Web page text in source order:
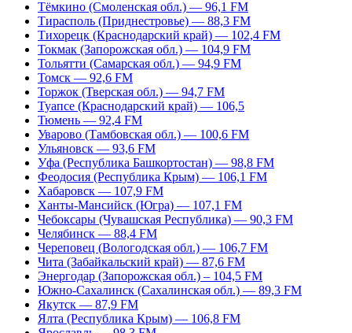
Тёмкино (Смоленская обл.) — 96,1 FM
Тирасполь (Приднестровье) — 88,3 FM
Тихорецк (Краснодарский край) — 102,4 FM
Токмак (Запорожская обл.) — 104,9 FM
Тольятти (Самарская обл.) — 94,9 FM
Томск — 92,6 FM
Торжок (Тверская обл.) — 94,7 FM
Туапсе (Краснодарский край) — 106,5
Тюмень — 92,4 FM
Уварово (Тамбовская обл.) — 100,6 FM
Ульяновск — 93,6 FM
Уфа (Республика Башкортостан) — 98,8 FM
Феодосия (Республика Крым) — 106,1 FM
Хабаровск — 107,9 FM
Ханты-Мансийск (Югра) — 107,1 FM
Чебоксары (Чувашская Республика) — 90,3 FM
Челябинск — 88,4 FM
Череповец (Вологодская обл.) — 106,7 FM
Чита (Забайкальский край) — 87,6 FM
Энергодар (Запорожская обл.) – 104,5 FM
Южно-Сахалинск (Сахалинская обл.) — 89,3 FM
Якутск — 87,9 FM
Ялта (Республика Крым) — 106,8 FM